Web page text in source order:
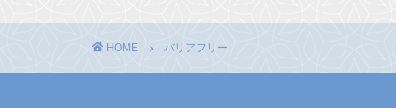
HOME バリアフリー